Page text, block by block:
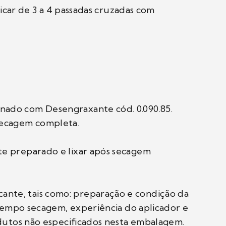
de 3 a 4 passadas cruzadas com
com Desengraxante cód. 0.090.85.
completa.
preparado e lixar após secagem
tais como: preparação e condição da
secagem, experiência do aplicador e
não especificados nesta embalagem.